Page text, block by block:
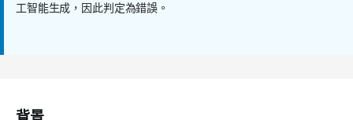
工智能生成，因此判定為錯誤。
背景